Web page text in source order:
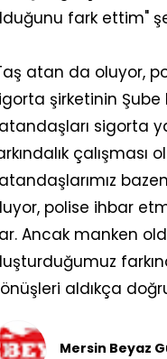
fark ettim"
atan da oluyor,
şirketinin Şube
sigorta
çalışması
polise ihbar
Ancak manken
aldıkça
Mersin Beyaz